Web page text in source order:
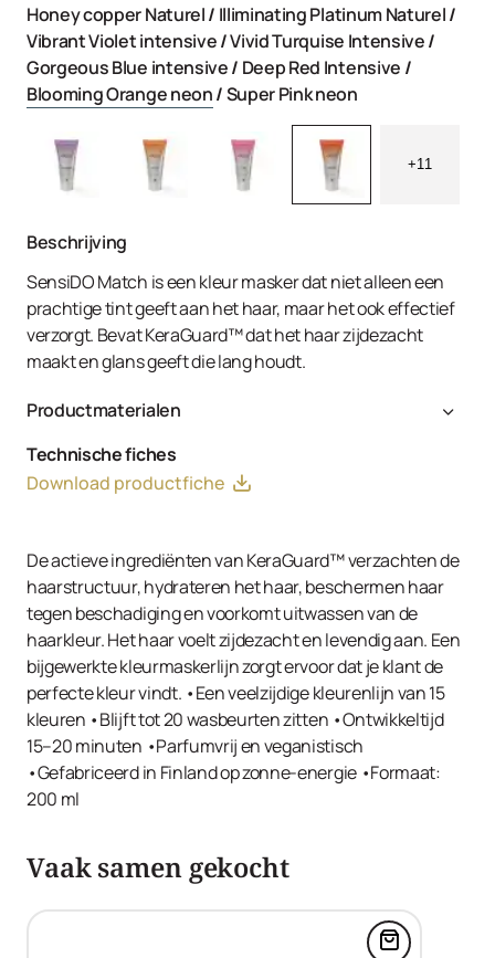
Honey copper Naturel/ Illiminating Platinum Naturel/
Vibrant Violet intensive/Vivid Turquise Intensive/
Gorgeous Blue intensive/ Deep Red Intensive /
Blooming Orange neon/Super Pink neon
+11
Beschrijving
SensiDO Match is een kleur masker dat niet alleen een
prachtige tint geeft aan het haar, maar het ook effectief
verzorgt. Bevat KeraGuard™ dat het haar zijdezacht
maakt en glans geeft die lang houdt.
Productmaterialen
Behentrimonium Chloride, Sorbitol, Quaternium-87,
Dipalmitoylethyl Hydroxyethylmonium Methosulfate,
Sprout Extract, Isopropyl Palmitate, Isostearyl
Isostearate, Octyldodecanol, Octyldodecyl Myristate,
Ceteareth-20, Cetrimonium Chloride, Ethylhexylglycerin,
Quaternium-80, Basic Blue 99, Basic Violet 16, Citric
Acid, Phenoxyethanol, Sodium Benzoate, Isopropyl
Alcohol, Sodium Hydroxide.
Technische fiches
Download productfiche
De actieve ingrediënten van KeraGuard™ verzachten de
haarstructuur, hydrateren het haar, beschermen haar
tegen beschadiging en voorkomt uitwassen van de
haarkleur. Het haar voelt zijdezacht en levendig aan. Een
bijgewerkte kleurmaskerlijn zorgt ervoor dat je klant de
perfecte kleur vindt. •Een veelzijdige kleurenlijn van 15
kleuren •Blijft tot 20 wasbeurten zitten •Ontwikkeltijd
15–20 minuten •Parfumvrij en veganistisch
•Gefabriceerd in Finland op zonne-energie •Formaat:
200 ml
Vaak samen gekocht
Voeg